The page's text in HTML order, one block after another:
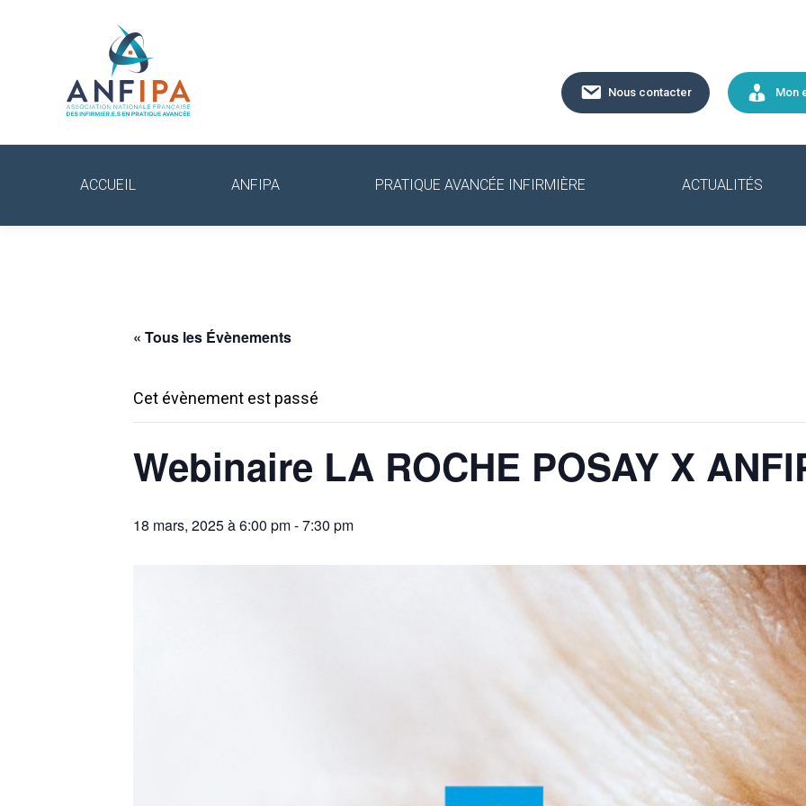
Nous contacter Mon
ACCUEIL ANFIPA PRATIQUE AVANCÉE INFIRMIÈRE ACTUALITÉS
« Tous les Évènements
Cet évènement est passé
Webinaire LA ROCHE POSAY X
18 mars, 2025 à 6:00 pm-7:30 pm